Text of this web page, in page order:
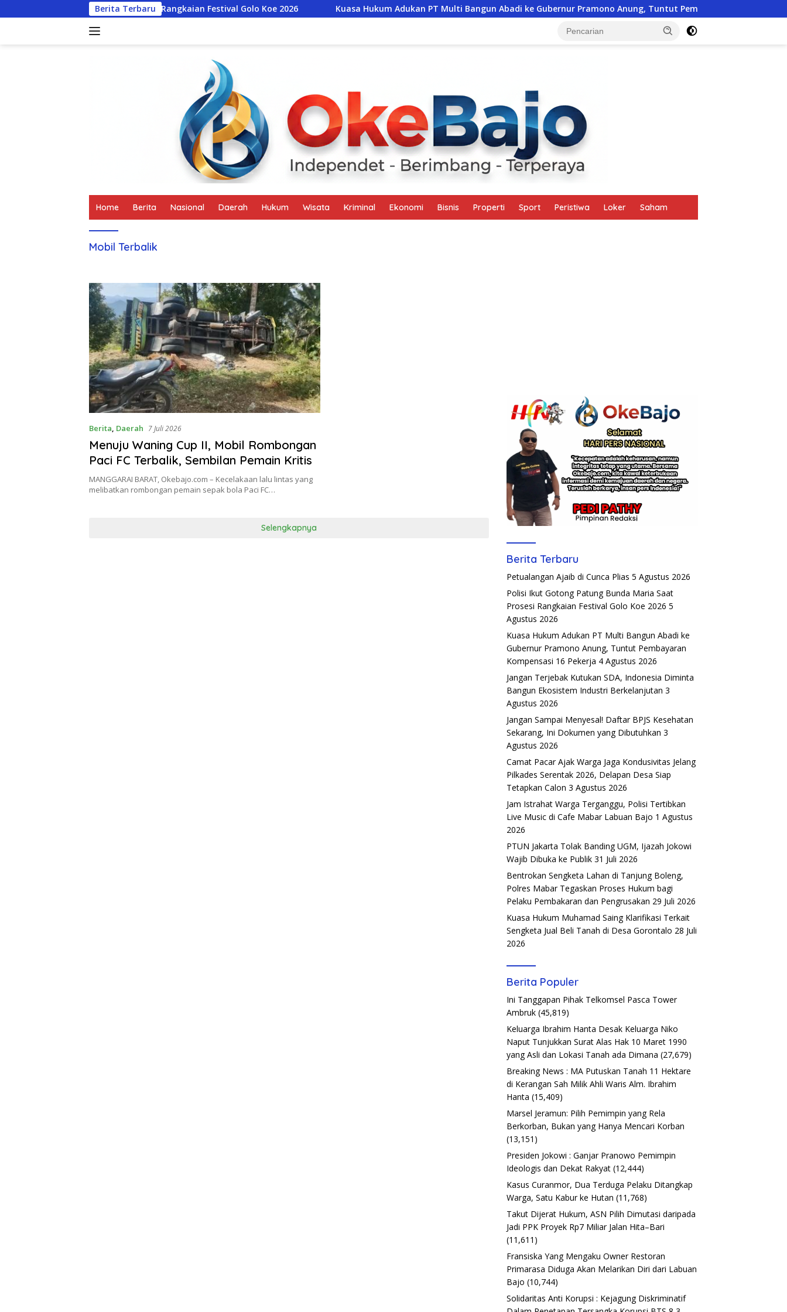
ke
Berita Terbaru
Maria Saat Prosesi Rangkaian Festival Golo Koe 2026 Kuasa Hukum Adukan PT Multi Bangun Abadi ke Gubernur Pramono Anung, Tuntut Pembayaran Kompensasi 16 Pekerja
Home Berita Nasional Daerah Hukum Wisata Kriminal Ekonomi Bisnis Properti Sport Peristiwa Loker Saham
Mobil Terbalik
Berita, Daerah 7 Juli 2026
Menuju Waning Cup II, Mobil Rombongan
Paci FC Terbalik, Sembilan Pemain Kritis
MANGGARAI BARAT, Okebajo.com – Kecelakaan lalu lintas yang
melibatkan rombongan pemain sepak bola Paci FC…
Selengkapnya
Berita Terbaru
Petualangan Ajaib di Cunca Plias 5 Agustus 2026
Polisi Ikut Gotong Patung Bunda Maria Saat
Prosesi Rangkaian Festival Golo Koe 2026 5
Agustus 2026
Kuasa Hukum Adukan PT Multi Bangun Abadi ke
Gubernur Pramono Anung, Tuntut Pembayaran
Kompensasi 16 Pekerja 4 Agustus 2026
Jangan Terjebak Kutukan SDA, Indonesia Diminta
Bangun Ekosistem Industri Berkelanjutan 3
Agustus 2026
Jangan Sampai Menyesal! Daftar BPJS Kesehatan
Sekarang, Ini Dokumen yang Dibutuhkan 3
Agustus 2026
Camat Pacar Ajak Warga Jaga Kondusivitas Jelang
Pilkades Serentak 2026, Delapan Desa Siap
Tetapkan Calon 3 Agustus 2026
Jam Istrahat Warga Terganggu, Polisi Tertibkan
Live Music di Cafe Mabar Labuan Bajo 1 Agustus
2026
PTUN Jakarta Tolak Banding UGM, Ijazah Jokowi
Wajib Dibuka ke Publik 31 Juli 2026
Bentrokan Sengketa Lahan di Tanjung Boleng,
Polres Mabar Tegaskan Proses Hukum bagi
Pelaku Pembakaran dan Pengrusakan 29 Juli 2026
Kuasa Hukum Muhamad Saing Klarifikasi Terkait
Sengketa Jual Beli Tanah di Desa Gorontalo 28 Juli
2026
Berita Populer
Ini Tanggapan Pihak Telkomsel Pasca Tower
Ambruk (45,819)
Keluarga Ibrahim Hanta Desak Keluarga Niko
Naput Tunjukkan Surat Alas Hak 10 Maret 1990
yang Asli dan Lokasi Tanah ada Dimana (27,679)
Breaking News : MA Putuskan Tanah 11 Hektare
di Kerangan Sah Milik Ahli Waris Alm. Ibrahim
Hanta (15,409)
Marsel Jeramun: Pilih Pemimpin yang Rela
Berkorban, Bukan yang Hanya Mencari Korban
(13,151)
Presiden Jokowi : Ganjar Pranowo Pemimpin
Ideologis dan Dekat Rakyat (12,444)
Kasus Curanmor, Dua Terduga Pelaku Ditangkap
Warga, Satu Kabur ke Hutan (11,768)
Takut Dijerat Hukum, ASN Pilih Dimutasi daripada
Jadi PPK Proyek Rp7 Miliar Jalan Hita–Bari
(11,611)
Fransiska Yang Mengaku Owner Restoran
Primarasa Diduga Akan Melarikan Diri dari Labuan
Bajo (10,744)
Solidaritas Anti Korupsi : Kejagung Diskriminatif